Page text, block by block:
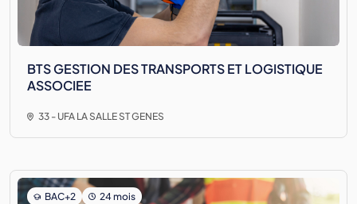
BTS GESTION DES TRANSPORTS ET LOGISTIQUE
ASSOCIEE
33 - UFA LA SALLE ST GENES
BAC+2 24 mois